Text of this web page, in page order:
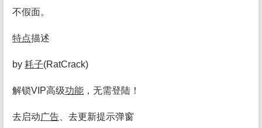
不假面。
特点描述
by 耗子(RatCrack)
解锁VIP高级功能 ，无需登陆！
去启动广告 、去更新提示弹窗